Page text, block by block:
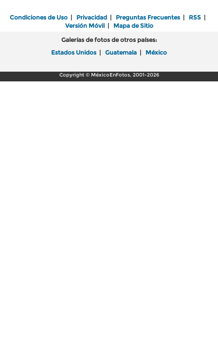
Condiciones de Uso | Privacidad | Preguntas Frecuentes | RSS |
Versión Móvil| Mapa de Sitio
Galerías de fotos de otros países:
Estados Unidos | Guatemala | México
Copyright © MéxicoEnFotos, 2001-2026